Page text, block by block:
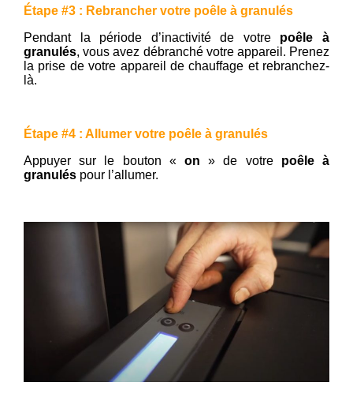
Étape #3 : Rebrancher votre poêle à granulés
Pendant la période d’inactivité de votrepoêle à
granulés, vous avez débranché votre appareil. Prenez
la prise de votre appareil de chauffage et rebranchez-
là.
Étape #4 : Allumer votre poêle à granulés
Appuyer sur le bouton « on » de votre poêle à
granulés pour l’allumer.